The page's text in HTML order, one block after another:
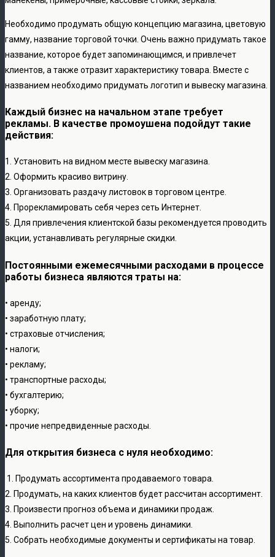
Необходимо продумать общую концепцию магазина, цветовую
гамму, название торговой точки. Очень важно придумать такое
название, которое будет запоминающимся, и привлечет
клиентов, а также отразит характеристику товара. Вместе с
названием необходимо придумать логотип и вывеску магазина.
Каждый бизнес на начальном этапе требует
рекламы. В качестве промоушена подойдут такие
действия:
1. Установить на видном месте вывеску магазина.
2. Оформить красиво витрину.
3. Организовать раздачу листовок в торговом центре.
4. Прорекламировать себя через сеть Интернет.
5. Для привлечения клиентской базы рекомендуется проводить
акции, устанавливать регулярные скидки.
Постоянными ежемесячными расходами в процессе
работы бизнеса являются траты на:
• аренду;
• заработную плату;
• страховые отчисления;
• налоги;
• рекламу;
• транспортные расходы;
• бухгалтерию;
• уборку;
• прочие непредвиденные расходы.
Для открытия бизнеса с нуля необходимо:
1. Продумать ассортимента продаваемого товара.
2. Продумать, на каких клиентов будет рассчитан ассортимент.
3. Произвести прогноз объема и динамики продаж.
4. Выполнить расчет цен и уровень динамики.
5. Собрать необходимые документы и сертификаты на товар.